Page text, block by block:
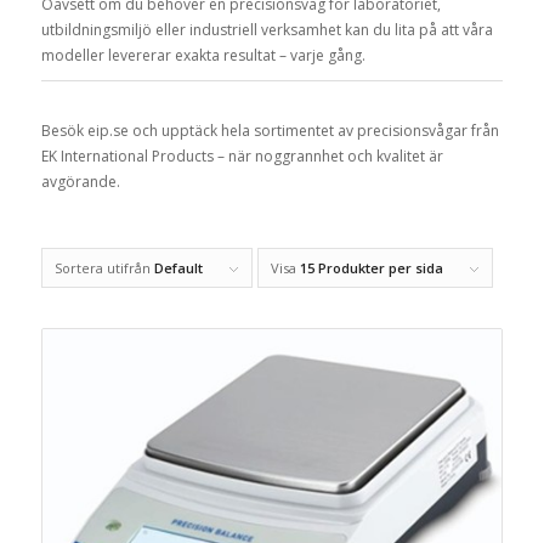
utbildningsmiljö eller industriell verksamhet kan du lita på att våra
modeller levererar exakta resultat – varje gång.
Besök eip.se och upptäck hela sortimentet av precisionsvågar från
EK International Products – när noggrannhet och kvalitet är
avgörande.
Sortera utifrån Default Visa 15 Produkter per sida